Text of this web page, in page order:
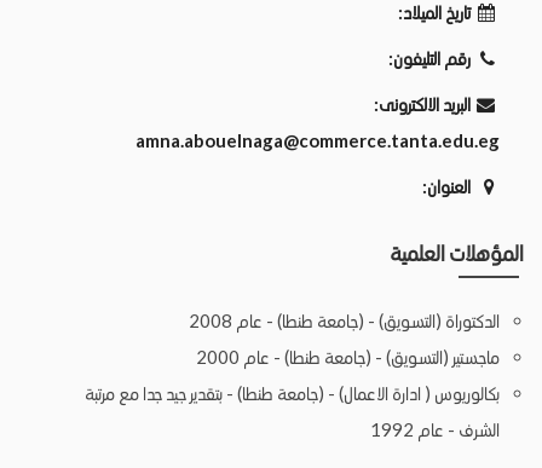
تاريخ الميلاد:
رقم التليفون:
البريد الالكترونى:
amna.abouelnaga@commerce.tanta.edu.eg
العنوان:
المؤهلات العلمية
الدكتوراة (التسويق) - (جامعة طنطا) - عام 2008
ماجستير (التسويق) - (جامعة طنطا) - عام 2000
بكالوريوس ( ادارة الاعمال) - (جامعة طنطا) - بتقدير جيد جدا مع مرتبة
الشرف - عام 1992